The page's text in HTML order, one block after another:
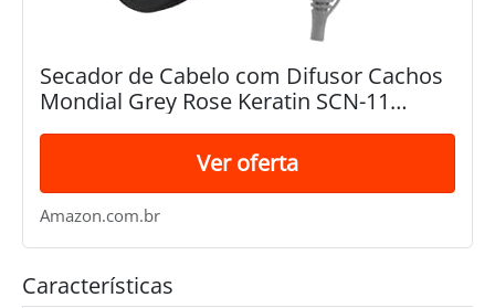
Secador de Cabelo com Difusor Cachos
Mondial Grey Rose Keratin SCN-11
2000W - 220v
Ver oferta
Amazon.com.br
Características